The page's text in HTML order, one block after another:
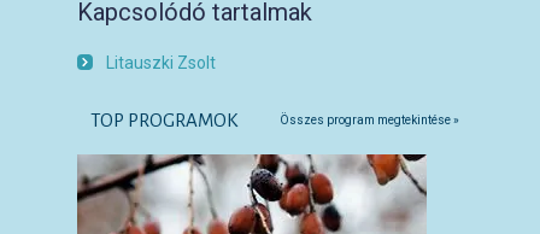
Kapcsolódó tartalmak
Litauszki Zsolt
TOP PROGRAMOK Összes program megtekintése »